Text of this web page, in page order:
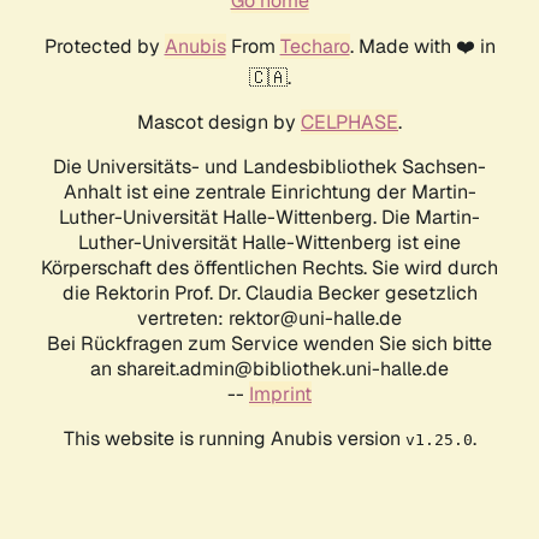
Protected by AnubisFrom Techaro. Made with ❤️ in
🇨🇦.
Mascot design by CELPHASE.
Die Universitäts- und Landesbibliothek Sachsen-
Anhalt ist eine zentrale Einrichtung der Martin-
Luther-Universität Halle-Wittenberg. Die Martin-
Luther-Universität Halle-Wittenberg ist eine
Körperschaft des öffentlichen Rechts. Sie wird durch
die Rektorin Prof. Dr. Claudia Becker gesetzlich
vertreten: rektor@uni-halle.de
Bei Rückfragen zum Service wenden Sie sich bitte
an shareit.admin@bibliothek.uni-halle.de
-- Imprint
This website is running Anubis version v1.25.0.